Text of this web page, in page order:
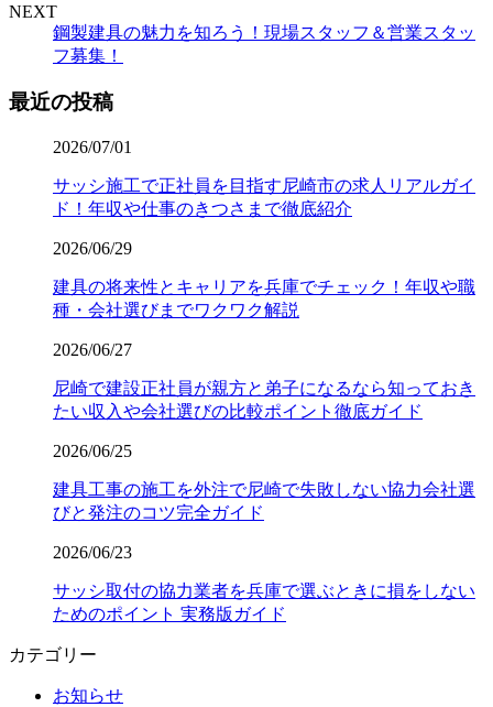
NEXT
鋼製建具の魅力を知ろう！現場スタッフ＆営業スタッ
フ募集！
最近の投稿
2026/07/01
サッシ施工で正社員を目指す尼崎市の求人リアルガイ
ド！年収や仕事のきつさまで徹底紹介
2026/06/29
建具の将来性とキャリアを兵庫でチェック！年収や職
種・会社選びまでワクワク解説
2026/06/27
尼崎で建設正社員が親方と弟子になるなら知っておき
たい収入や会社選びの比較ポイント徹底ガイド
2026/06/25
建具工事の施工を外注で尼崎で失敗しない協力会社選
びと発注のコツ完全ガイド
2026/06/23
サッシ取付の協力業者を兵庫で選ぶときに損をしない
ためのポイント 実務版ガイド
カテゴリー
お知らせ